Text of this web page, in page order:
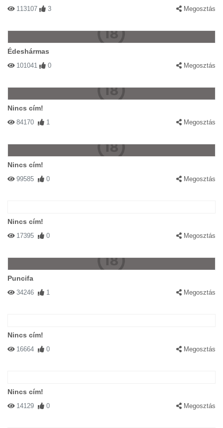
113107 3 Megosztás
Édeshármas
101041 0 Megosztás
Nincs cím!
84170 1 Megosztás
Nincs cím!
99585 0 Megosztás
Nincs cím!
17395 0 Megosztás
Puncifa
34246 1 Megosztás
Nincs cím!
16664 0 Megosztás
Nincs cím!
14129 0 Megosztás